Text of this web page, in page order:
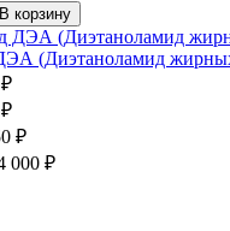
В корзину
(Диэтаноламид
₽
000 ₽